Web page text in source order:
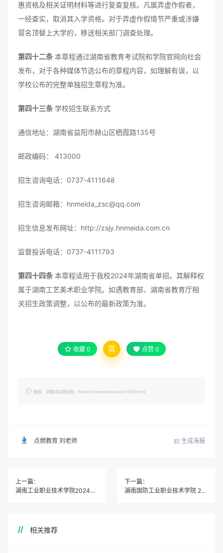
惠资格及相关证明材料等进行复查复核。凡属弄虚作假者，
一经查实，取消其入学资格。对于弄虚作假情节严重或涉嫌
冒名顶替上大学的，移送相关部门调查处理。
第四十二条 本章程通过湖南省教育考试院和学院官网向社会
发布，对于各种媒体节选公布的章程内容，如理解有误，以
学校公布的完整单独招生章程为准。
第四十三条 学校招生联系方式
通信地址：湖南省益阳市赫山区栖霞路135号
邮政编码： 413000
招生咨询电话：0737-4111648
招生咨询邮箱：hnmeida_zsc@qq.com
招生信息发布网址：http://zsjy.hnmeida.com.cn
监督投诉电话：0737-4111793
第四十四条 本章程适用于我校2024年湖南省单招。其解释权
属于湖南工艺美术职业学院。如遇教育部、湖南省教育厅相
关招生政策调整，以公布的最新政策为准。
收藏 0 赏 点赞 0
版权： 转载请注明出处：https://www.dianran.net/1657.html
点燃教育 刘老师 生成海报
上一篇：
湖南工业职业技术学院2024年单独招生章程
下一篇：
湖南国防工业职业技术学院 2024 年高职单招章程
相关推荐